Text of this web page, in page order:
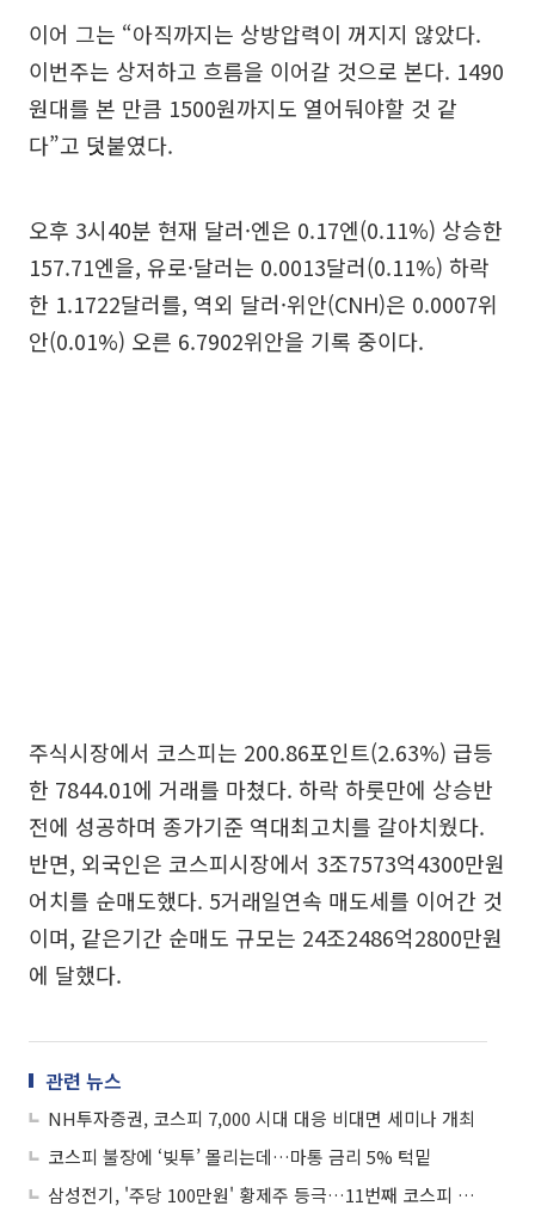
이어 그는 “아직까지는 상방압력이 꺼지지 않았다.
이번주는 상저하고 흐름을 이어갈 것으로 본다. 1490
원대를 본 만큼 1500원까지도 열어둬야할 것 같
다”고 덧붙였다.
오후 3시40분 현재 달러·엔은 0.17엔(0.11%) 상승한
157.71엔을, 유로·달러는 0.0013달러(0.11%) 하락
한 1.1722달러를, 역외 달러·위안(CNH)은 0.0007위
안(0.01%) 오른 6.7902위안을 기록 중이다.
주식시장에서 코스피는 200.86포인트(2.63%) 급등
한 7844.01에 거래를 마쳤다. 하락 하룻만에 상승반
전에 성공하며 종가기준 역대최고치를 갈아치웠다.
반면, 외국인은 코스피시장에서 3조7573억4300만원
어치를 순매도했다. 5거래일연속 매도세를 이어간 것
이며, 같은기간 순매도 규모는 24조2486억2800만원
에 달했다.
관련 뉴스
NH투자증권, 코스피 7,000 시대 대응 비대면 세미나 개최
코스피 불장에 ‘빚투’ 몰리는데…마통 금리 5% 턱밑
삼성전기, '주당 100만원' 황제주 등극…11번째 코스피 황제주로